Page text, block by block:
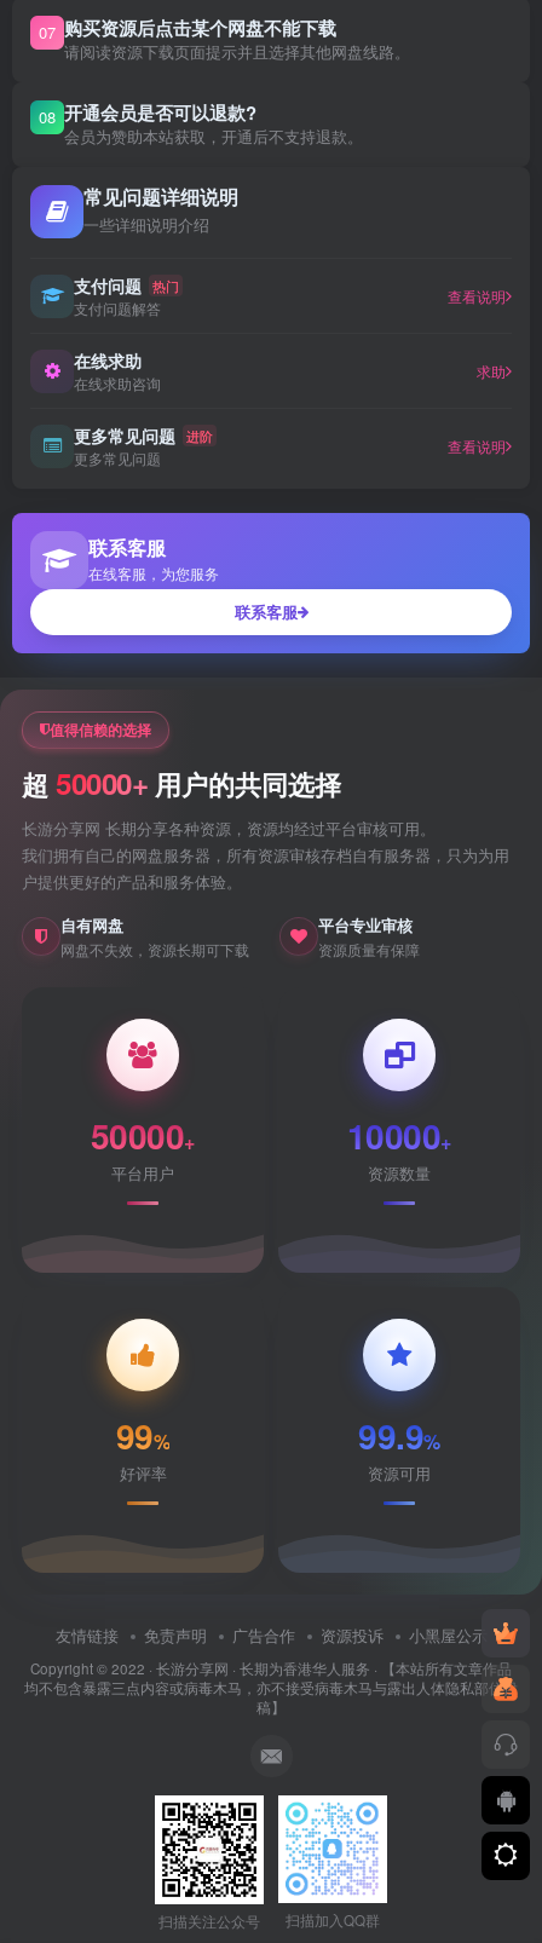
07 购买资源后点击某个网盘不能下载
请阅读资源下载页面提示并且选择其他网盘线路。
08 开通会员是否可以退款?
会员为赞助本站获取，开通后不支持退款。
常见问题详细说明
一些详细说明介绍
支付问题 热门
支付问题解答
查看说明
在线求助
在线求助咨询
求助
更多常见问题 进阶
更多常见问题
查看说明
联系客服
在线客服，为您服务
联系客服
值得信赖的选择
超 50000+ 用户的共同选择
长游分享网 长期分享各种资源，资源均经过平台审核可用。
我们拥有自己的网盘服务器，所有资源审核存档自有服务器，只为为用
户提供更好的产品和服务体验。
自有网盘
网盘不失效，资源长期可下载
平台专业审核
资源质量有保障
50000+
平台用户
10000+
资源数量
99%
好评率
99.9%
资源可用
友情链接 免责声明 广告合作 资源投诉 小黑屋公示
Copyright © 2022 · 长游分享网 · 长期为香港华人服务 · 【本站所有文章作品
均不包含暴露三点内容或病毒木马，亦不接受病毒木马与露出人体隐私部位投
稿】
扫描关注公众号 扫描加入QQ群